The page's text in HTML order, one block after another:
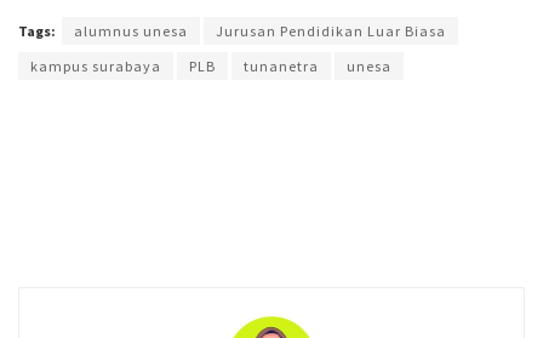
Tags: alumnus unesa
Jurusan Pendidikan Luar Biasa
kampus surabaya
PLB tunanetra unesa